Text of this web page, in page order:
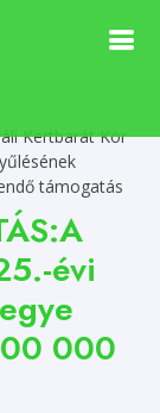
Kertbarát Kör
támogatás
évi
000